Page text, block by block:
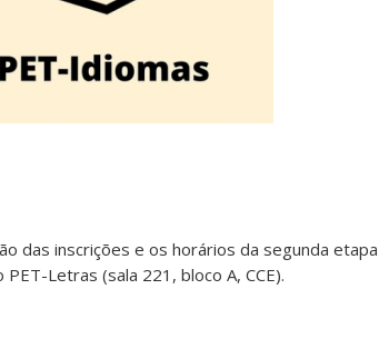
das inscrições e os horários da segunda
Letras (sala 221, bloco A, CCE).